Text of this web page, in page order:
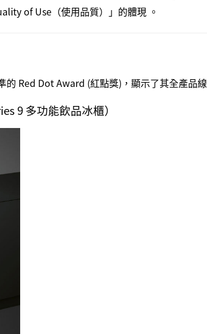
of Use（使用品質）」的體現 。
Red Dot Award (紅點獎)，顯示了其全產品
9 多功能飲品冰櫃）